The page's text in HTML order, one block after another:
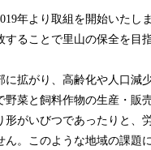
年より取組を開始いたし
ることで里山の保全を目
拡がり、高齢化や人口減
菜と飼料作物の生産・販
がいびつであったりと、
。このような地域の課題